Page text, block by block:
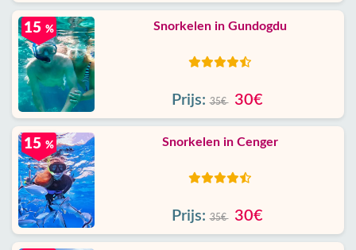
15 % Snorkelen in Gundogdu
Prijs: 35€ 30€
15 % Snorkelen in Cenger
Prijs: 35€ 30€